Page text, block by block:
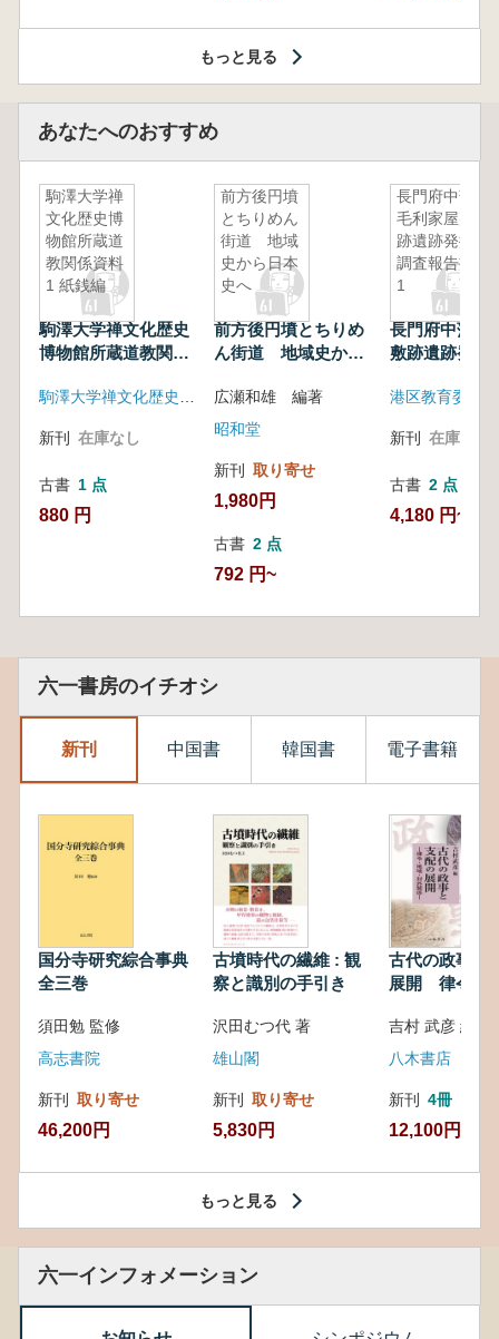
もっと見る
あなたへのおすすめ
駒澤大学禅
文化歴史博
物館所蔵道
教関係資料
1 紙銭編
駒澤大学禅文化歴史
博物館所蔵道教関係
新刊 在庫なし
古書 1 点
880 円
前方後円墳
とちりめん
街道 地域
史から日本
史へ
前方後円墳とちりめ
ん街道 地域史から
広瀬和雄 編著
昭和堂
新刊 取り寄せ
1,980円
古書 2 点
792 円~
長門府中藩
毛利家屋敷
跡遺跡発掘
調査報告書
1
長門府中藩毛
敷跡遺跡発掘
港区教育委員会
新刊 在庫なし
古書 2 点
4,180 円~
六一書房のイチオシ
新刊 中国書 韓国書 電子書籍
国分寺研究綜合事典
全三巻
須田勉 監修
高志書院
新刊 取り寄せ
46,200円
古墳時代の繊維 : 観
察と識別の手引き
沢田むつ代 著
雄山閣
新刊 取り寄せ
5,830円
古代の政事と
展開 律令・
吉村 武彦 編集
八木書店
新刊 4冊
12,100円
もっと見る
六一インフォメーション